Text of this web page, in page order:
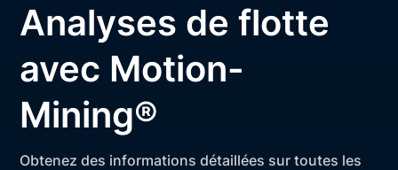
Analyses de flotte
avec Motion-
Mining®
Obtenez des informations détaillées sur toutes les